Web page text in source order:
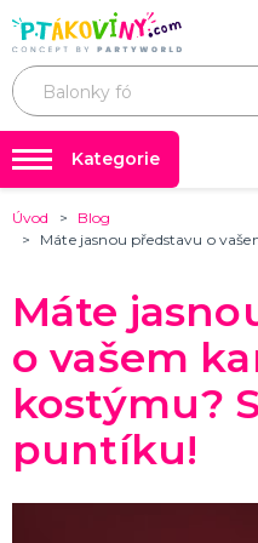
❤️ Rozlučky se
Dárky s potiskem
Nafukování balónků
Půjčovna kostýmů
Výzdoba na klíč
Tabulky velikostí
Kategorie
VALENTÝN
Valentýnské hry
Valentýnské kostýmy
DALŠÍ KATEGORIE
PÁLENÍ ČARODEJNIC
Čarodejnické klobouky
Čarodejnické pláště
Strašidelná výzdoba a
Doplňky ke kostýmům
DALŠÍ KATEGORIE
Úvod
Blog
Máte jasnou představu o
Máte
o vašem
kostýmu?
puntíku!